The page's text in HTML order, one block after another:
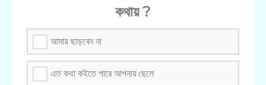
কথায় ?
আমায় ছাড়বেন না
এত কথা কইতে পারে আপনার ছেলে